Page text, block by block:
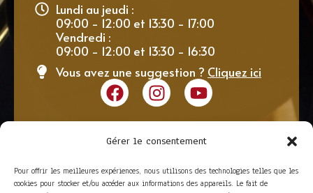
Gérer le consentement
Pour offrir les meilleures expériences, nous utilisons des technologies telles que les
cookies pour stocker et/ou accéder aux informations des appareils. Le fait de
Lundi au jeudi :
09:00 - 12:00 et 13:30 - 17:00
Vendredi :
09:00 - 12:00 et 13:30 - 16:30
Vous avez une suggestion ? Cliquez ici